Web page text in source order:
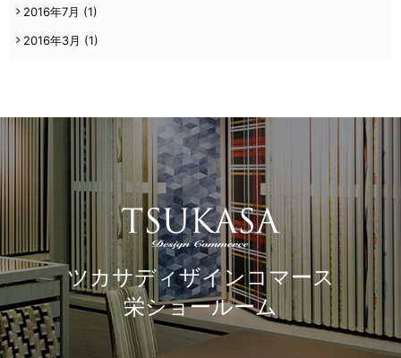
2016年7月 (1)
2016年3月 (1)
ツカサディザインコマース
栄ショールーム